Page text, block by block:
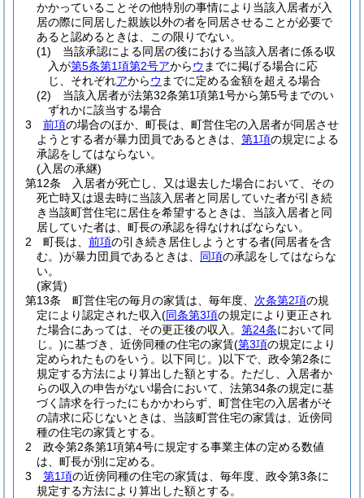
かかっていることその他特別の事情により当該入居者が入
居の際に同居した親族以外の者を同居させることが必要で
あると認めるときは、この限りでない。
(1)
当該承認による同居の後における当該入居者に係る収
入が第5条第1項第2号アからウ までに掲げる場合に応
じ、それぞれアからウ までに定める金額を超える場合
(2)
当該入居者が法第32条第1項第1号から第5号までのい
ずれかに該当する場合
3
前項の場合のほか、町長は、町営住宅の入居者が同居させ
ようとする者が暴力団員であるときは、 第1項の規定による
承認をしてはならない。
(入居の承継)
第12条
入居者が死亡し、又は退去した場合において、その
死亡時又は退去時に当該入居者と同居していた者が引き続
き当該町営住宅に居住を希望するときは、当該入居者と同
居していた者は、町長の承認を得なければならない。
2
町長は、 前項の引き続き居住しようとする者(同居者を含
む。)が暴力団員であるときは、 同項の承認をしてはならな
い。
(家賃)
第13条
町営住宅の毎月の家賃は、毎年度、 次条第2項の規
定により認定された収入(同条第3項の規定により更正され
た場合にあっては、その更正後の収入。 第24条において同
じ。)に基づき、近傍同種の住宅の家賃(第3項の規定により
定められたものをいう。以下同じ。)以下で、政令第2条に
規定する方法により算出した額とする。 ただし、入居者か
らの収入の申告がない場合において、法第34条の規定に基
づく請求を行ったにもかかわらず、町営住宅の入居者がそ
の請求に応じないときは、当該町営住宅の家賃は、近傍同
種の住宅の家賃とする。
2
政令第2条第1項第4号に規定する事業主体の定める数値
は、町長が別に定める。
3
第1項の近傍同種の住宅の家賃は、毎年度、政令第3条に
規定する方法により算出した額とする。